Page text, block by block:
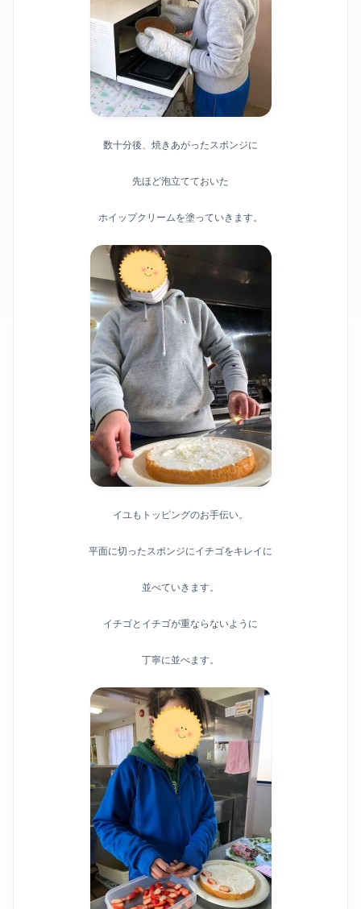
数十分後、焼きあがったスポンジに
先ほど泡立てておいた
ホイップクリームを塗っていきます。
イユもトッピングのお手伝い。
平面に切ったスポンジにイチゴをキレイに
並べていきます。
イチゴとイチゴが重ならないように
丁寧に並べます。